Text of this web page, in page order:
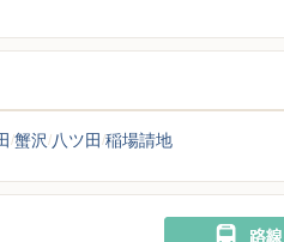
蟹沢 八ツ田 稲場請地